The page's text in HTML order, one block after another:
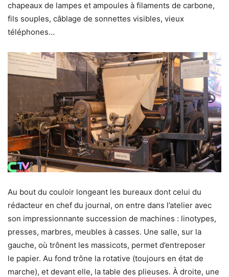
chapeaux de lampes et ampoules à filaments de carbone,
fils souples, câblage de sonnettes visibles, vieux
téléphones…
Au bout du couloir longeant les bureaux dont celui du
rédacteur en chef du journal, on entre dans l’atelier avec
son impressionnante succession de machines : linotypes,
presses, marbres, meubles à casses. Une salle, sur la
gauche, où trônent les massicots, permet d’entreposer
le papier. Au fond trône la rotative (toujours en état de
marche), et devant elle, la table des plieuses. À droite, une